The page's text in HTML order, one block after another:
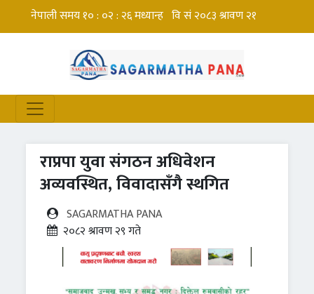
राप्रपा युवा संगठन अधिवेशन
अव्यवस्थित, विवादासँगै स्थगित
SAGARMATHA PANA
२०८२ श्रावण २९ गते